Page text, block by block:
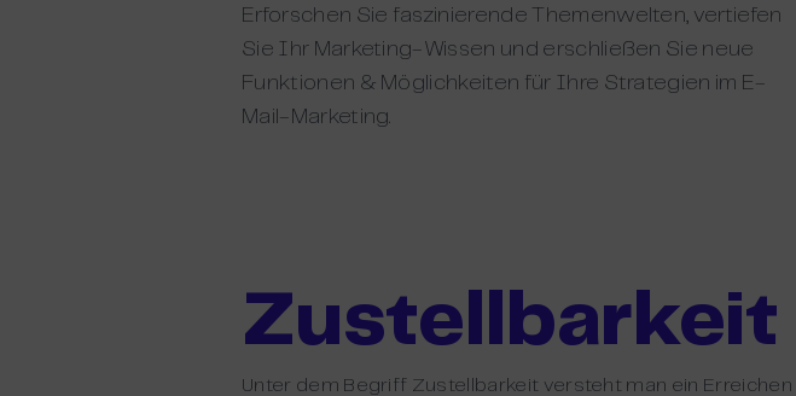
Erforschen Sie faszinierende Themenwelten, vertiefen
Sie Ihr Marketing-Wissen und erschließen Sie neue
Funktionen & Möglichkeiten für Ihre Strategien im E-
Mail-Marketing.
Zustellbarkeit
Unter dem Begriff Zustellbarkeit versteht man ein